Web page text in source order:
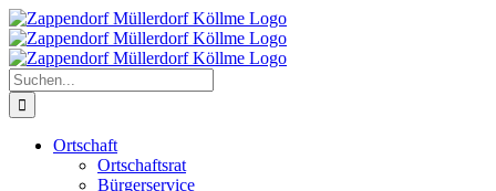
Zum
Inhalt
springen
Suche
nach:
Ortschaft
Ortschaftsrat
Bürgerservice